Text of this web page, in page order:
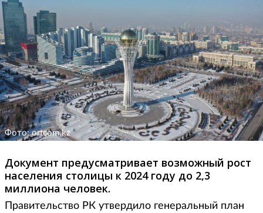
Фото: ortcom.kz
Документ предусматривает возможный рост
населения столицы к 2024 году до 2,3
миллиона человек.
Правительство РК утвердило генеральный план